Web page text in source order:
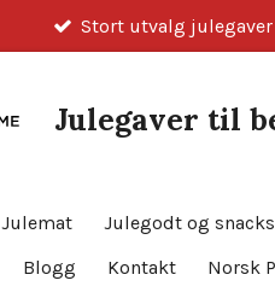
Stort utvalg julegaver
Julegaver til
Julemat Julegodt og snacks
Blogg Kontakt Norsk